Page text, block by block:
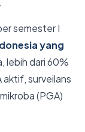
semester I
yang
lebih dari 60%
aktif, surveilans
(PGA)